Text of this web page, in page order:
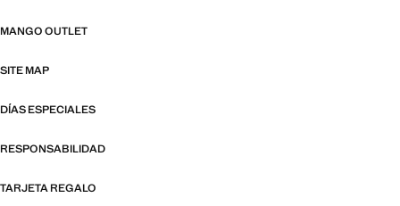
MANGO OUTLET
SITE MAP
DÍAS ESPECIALES
RESPONSABILIDAD
TARJETA REGALO